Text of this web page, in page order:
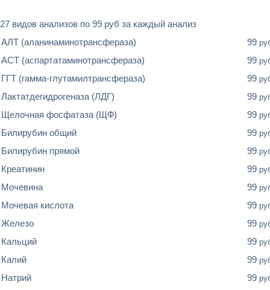
27 видов анализов по 99 руб за каждый анализ
АЛТ (аланинаминотрансфераза)
99
АСТ (аспартатаминотрансфераза) 99
ГГТ (гамма-глутамилтрансфераза) 99
Лактатдегидрогеназа (ЛДГ) 99
Щелочная фосфатаза (ЩФ) 99
Билирубин общий 99
Билирубин прямой 99
Креатинин 99
Мочевина 99
Мочевая кислота 99
Железо 99
Кальций 99
Калий 99
Натрий 99